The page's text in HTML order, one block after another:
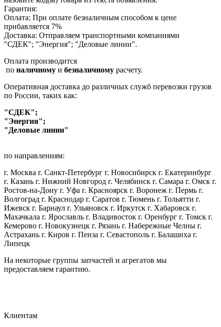
Гарантия:
Оплата: При оплате безналичным способом к цене
прибавляется 7%
Доставка: Отправляем транспортными компаниями
"СДЕК"; "Энергия"; "Деловые линии".
Оплата производится
по наличному и безналичному расчету.
Оперативная доставка до различных служб перевозки грузов
по России, таких как:
"СДЕК";
"Энергия";
"Деловые линии"
по направлениям:
г. Москва г. Санкт-Петербург г. Новосибирск г. Екатеринбург
г. Казань г. Нижний Новгород г. Челябинск г. Самара г. Омск г.
Ростов-на-Дону г. Уфа г. Красноярск г. Воронеж г. Пермь г.
Волгоград г. Краснодар г. Саратов г. Тюмень г. Тольятти г.
Ижевск г. Барнаул г. Ульяновск г. Иркутск г. Хабаровск г.
Махачкала г. Ярославль г. Владивосток г. Оренбург г. Томск г.
Кемерово г. Новокузнецк г. Рязань г. Набережные Челны г.
Астрахань г. Киров г. Пенза г. Севастополь г. Балашиха г.
Липецк
На некоторые группы запчастей и агрегатов мы
предоставляем гарантию.
Клиентам